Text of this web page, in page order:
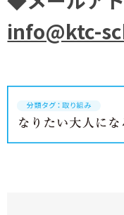
info@ktc-